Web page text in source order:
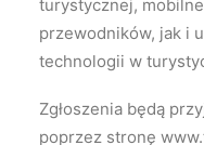
turystycznej,
przewodników, jak i
technologii w
Zgłoszenia będą
poprzez stronę